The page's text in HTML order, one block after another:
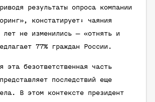
результаты опроса компании
констатирует: чаяния
лет не изменились — «отнять и
77% граждан России.
эта безответственная часть
последствий еще
В этом контексте президент